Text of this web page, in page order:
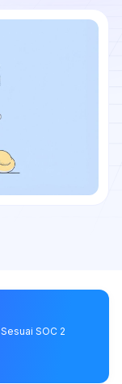
Sesuai SOC 2